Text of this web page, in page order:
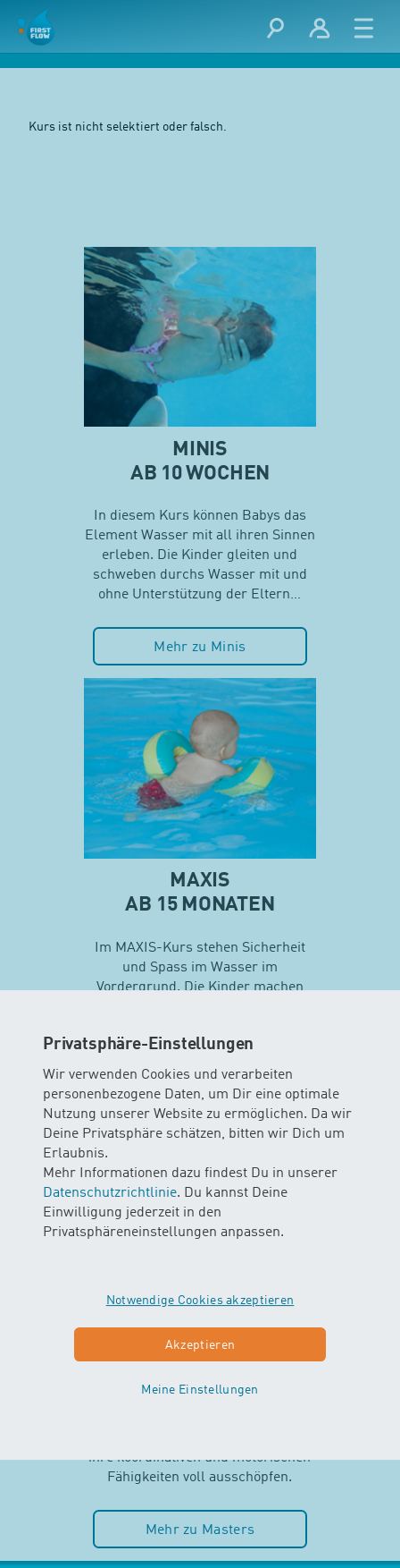
Privatsphäre-Einstellungen
Wir verwenden Cookies und verarbeiten
personenbezogene Daten, um Dir eine optimale
Nutzung unserer Website zu ermöglichen. Da wir
Deine Privatsphäre schätzen, bitten wir Dich um
Erlaubnis.
Mehr Informationen dazu findest Du in unserer
Datenschutzrichtlinie. Du kannst Deine
Einwilligung jederzeit in den
Privatsphäreneinstellungen anpassen.
Notwendige Cookies akzeptieren
Akzeptieren
Meine Einstellungen
Kurs ist nicht selektiert oder falsch.
MINIS
AB 10 WOCHEN
In diesem Kurs können Babys das
Element Wasser mit all ihren Sinnen
erleben. Die Kinder gleiten und
schweben durchs Wasser mit und
ohne Unterstützung der Eltern…
Mehr zu Minis
MAXIS
AB 15 MONATEN
Im MAXIS-Kurs stehen Sicherheit
und Spass im Wasser im
Vordergrund. Die Kinder machen
Schwimmtechniken…
Mehr zu Maxis
MASTERS
AB 2.5 JAHREN
Selbstständigkeit und Spass im
ihre koordinativen und motorischen
Fähigkeiten voll ausschöpfen.
Mehr zu Masters